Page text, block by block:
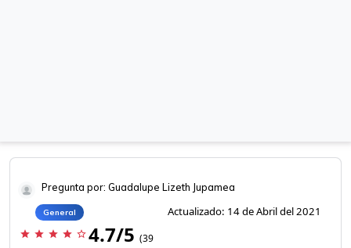
Pregunta por: Guadalupe Lizeth Jupamea
General Actualizado: 14 de Abril del 2021
star star star star star_border 4.7/5 (39